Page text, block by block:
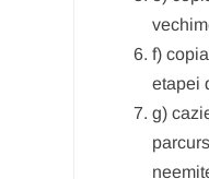
f)
etapei
g)